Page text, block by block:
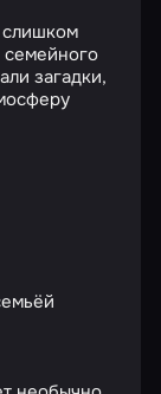
слишком
загадки,